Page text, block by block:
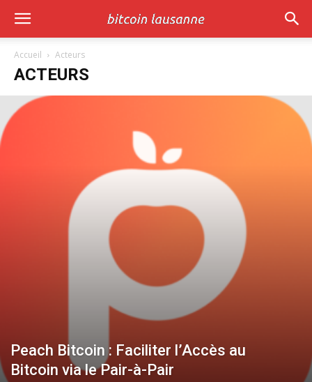
Accueil Acteurs
ACTEURS
Peach Bitcoin : Faciliter l’Accès au
Bitcoin via le Pair-à-Pair